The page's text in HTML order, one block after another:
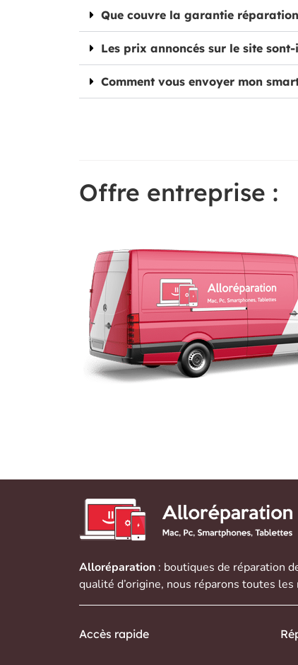
Que couvre la garantie
Les prix annoncés sur le site
Comment vous envoyer mon
Offre entreprise :
Alloréparation : boutiques de réparation
qualité d’origine, nous réparons toutes
Accès rapide